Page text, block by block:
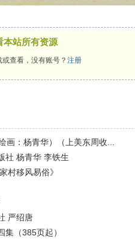
本站所有资源
或查看，没有账号？注册
画：杨青华）（上美东周收...
社 杨青华 李铁生
村移风易俗》
严绍唐
集（385页起）